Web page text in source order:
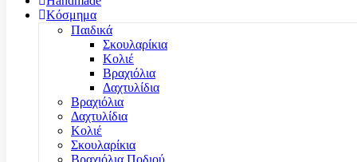
Κόσμημα
Παιδικά
Σκουλαρίκια
Κολιέ
Βραχιόλια
Δαχτυλίδια
Βραχιόλια
Δαχτυλίδια
Κολιέ
Σκουλαρίκια
Βραχιόλια Ποδιού